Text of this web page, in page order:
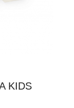
KIDS